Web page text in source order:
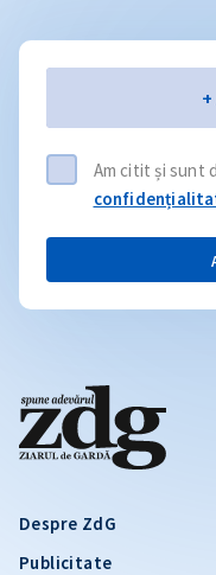
Despre ZdG
Publicitate
Am citit și sunt